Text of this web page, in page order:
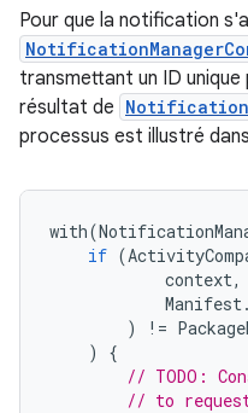
Pour que la notification
transmettant un ID
résultat de
processus est illustré
with(
if (
context,
Manifest.
)
!=
)
{
// TODO:
// to